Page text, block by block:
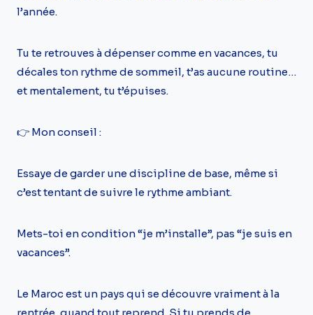
l’année.
Tu te retrouves à dépenser comme en vacances, tu
décales ton rythme de sommeil, t’as aucune routine…
et mentalement, tu t’épuises.
👉 Mon conseil :
Essaye de garder une discipline de base, même si
c’est tentant de suivre le rythme ambiant.
Mets-toi en condition “je m’installe”, pas “je suis en
vacances”.
Le Maroc est un pays qui se découvre vraiment à la